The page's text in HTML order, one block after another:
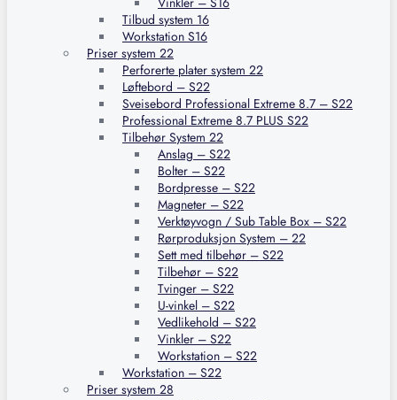
Tilbud system 16
Workstation S16
Priser system 22
Perforerte plater system 22
Løftebord – S22
Sveisebord Professional Extreme 8.7 – S22
Professional Extreme 8.7 PLUS S22
Tilbehør System 22
Anslag – S22
Bolter – S22
Bordpresse – S22
Magneter – S22
Verktøyvogn / Sub Table Box – S22
Rørproduksjon System – 22
Sett med tilbehør – S22
Tilbehør – S22
Tvinger – S22
U-vinkel – S22
Vedlikehold – S22
Vinkler – S22
Workstation – S22
Workstation – S22
Priser system 28